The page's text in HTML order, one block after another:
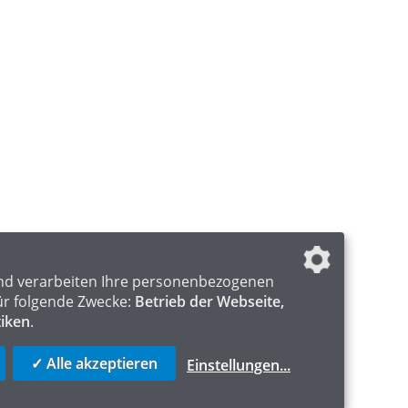
verarbeiten Ihre personenbezogenen
folgende Zwecke: Betrieb der Webseite,
.
✓ Alle akzeptieren Einstellungen...